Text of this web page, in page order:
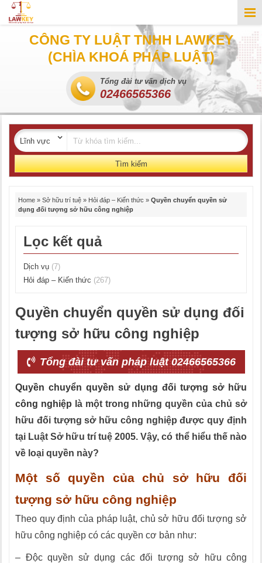
CÔNG TY LUẬT TNHH LAWKEY
(CHÌA KHOÁ PHÁP LUẬT)
Tổng đài tư vấn dịch vụ
02466565366
Tìm kiếm
Home » Sở hữu trí tuệ » Hỏi đáp – Kiến thức » Quyền chuyển quyền sử
dụng đối tượng sở hữu công nghiệp
Lọc kết quả
Dịch vụ (7)
Hỏi đáp – Kiến thức (267)
Quyền chuyển quyền sử dụng đối
tượng sở hữu công nghiệp
Tổng đài tư vấn pháp luật 02466565366
Quyền chuyển quyền sử dụng đối tượng sở hữu
công nghiệp là một trong những quyền của chủ sở
hữu đối tượng sở hữu công nghiệp được quy định
tại Luật Sở hữu trí tuệ 2005. Vậy, có thể hiểu thế nào
về loại quyền này?
Một số quyền của chủ sở hữu đối
tượng sở hữu công nghiệp
Theo quy định của pháp luật, chủ sở hữu đối tượng sở
hữu công nghiệp có các quyền cơ bản như:
– Độc quyền sử dụng các đối tượng sở hữu công